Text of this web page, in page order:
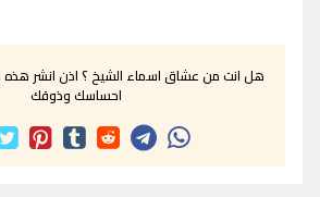
هل انت من عشاق اسماء الشيخ ؟ اذن انشر هذه
احساسك وذوقك